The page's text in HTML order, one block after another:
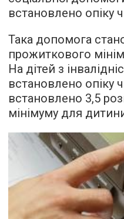
встановлено опіку
Така допомога
прожиткового
На дітей з
встановлено опіку
встановлено 3,5
мінімуму для